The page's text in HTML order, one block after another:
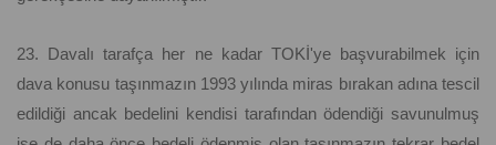
23. Davalı tarafça her ne kadar TOKİ'ye başvurabilmek için
dava konusu taşınmazın 1993 yılında miras bırakan adına tescil
edildiği ancak bedelini kendisi tarafından ödendiği savunulmuş